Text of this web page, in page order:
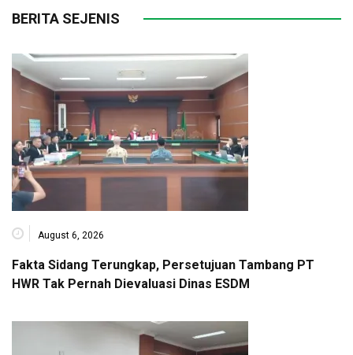
BERITA SEJENIS
August 6, 2026
Fakta Sidang Terungkap, Persetujuan Tambang PT
HWR Tak Pernah Dievaluasi Dinas ESDM